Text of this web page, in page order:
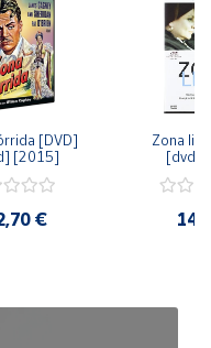
[DVD]
[2015]
€
Zona
[dvd]